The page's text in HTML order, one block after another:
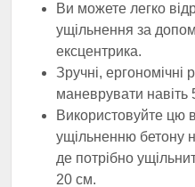
Ви можете легко
ущільнення за
ексцентрика.
Зручні, ергономічні
маневрувати
Використовуйте цю
ущільненню бетону
де потрібно
20 см.